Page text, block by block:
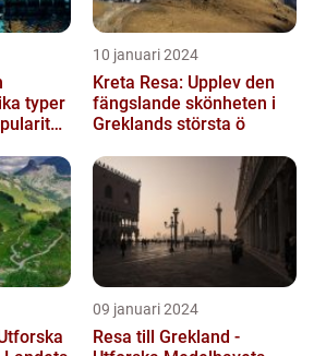
typer
10 januari 2024
Kreta Resa: Upplev den
fängslande skönheten i
Greklands största ö
09 januari 2024
Resa till Grekland -